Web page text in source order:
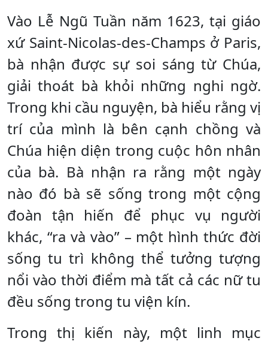
Vào Lễ Ngũ Tuần năm 1623, tại giáo
xứ Saint-Nicolas-des-Champs ở Paris,
bà nhận được sự soi sáng từ Chúa,
giải thoát bà khỏi những nghi ngờ.
Trong khi cầu nguyện, bà hiểu rằng vị
trí của mình là bên cạnh chồng và
Chúa hiện diện trong cuộc hôn nhân
của bà. Bà nhận ra rằng một ngày
nào đó bà sẽ sống trong một cộng
đoàn tận hiến để phục vụ người
khác, “ra và vào” – một hình thức đời
sống tu trì không thể tưởng tượng
nổi vào thời điểm mà tất cả các nữ tu
đều sống trong tu viện kín.
Trong thị kiến ​​này, một linh mục